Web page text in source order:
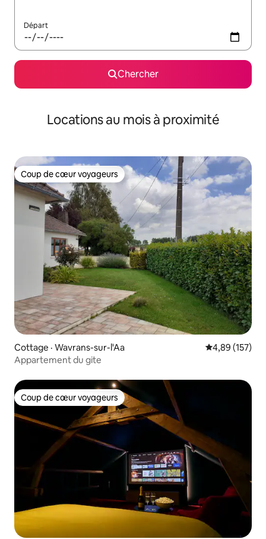
Départ
Chercher
Locations au mois à proximité
Coup de cœur voyageurs
Coup de cœur voyageurs
Cottage · Wavrans-sur-l'Aa Note
4,89 (157)
Appartement du gite
Coup de cœur voyageurs
Coup de cœur voyageurs